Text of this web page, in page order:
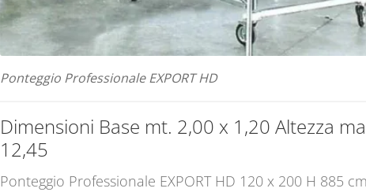
Ponteggio Professionale EXPORT HD
Dimensioni Base mt. 2,00 x 1,20 Altezza
12,45
Ponteggio Professionale EXPORT HD 120 x 200 H 885 cm